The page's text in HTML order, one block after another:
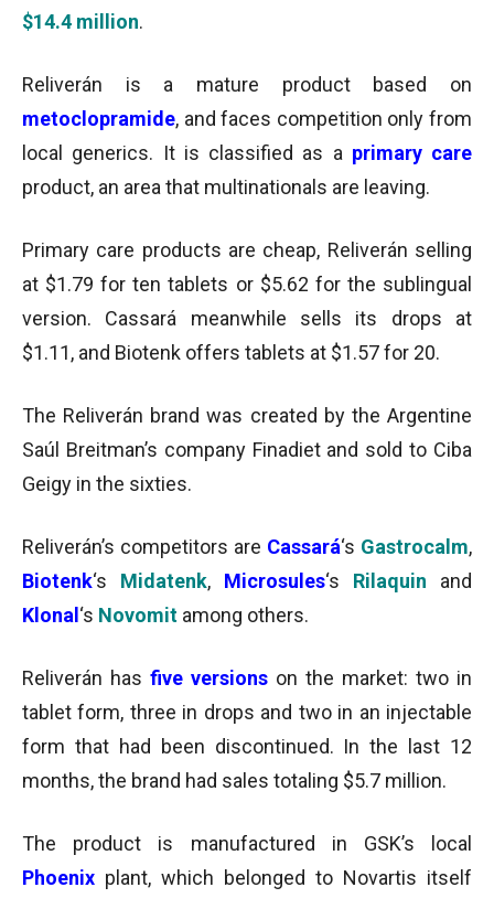
$14.4 million.
Reliverán is a mature product based on
metoclopramide, and faces competition only from
local generics. It is classified as a primary care
product, an area that multinationals are leaving.
Primary care products are cheap, Reliverán selling
at $1.79 for ten tablets or $5.62 for the sublingual
version. Cassará meanwhile sells its drops at
$1.11, and Biotenk offers tablets at $1.57 for 20.
The Reliverán brand was created by the Argentine
Saúl Breitman’s company Finadiet and sold to Ciba
Geigy in the sixties.
Reliverán’s competitors are Cassará‘s Gastrocalm,
Biotenk‘s Midatenk, Microsules‘s Rilaquin and
Klonal‘s Novomit among others.
Reliverán has five versions on the market: two in
tablet form, three in drops and two in an injectable
form that had been discontinued. In the last 12
months, the brand had sales totaling $5.7 million.
The product is manufactured in GSK’s local
Phoenix plant, which belonged to Novartis itself